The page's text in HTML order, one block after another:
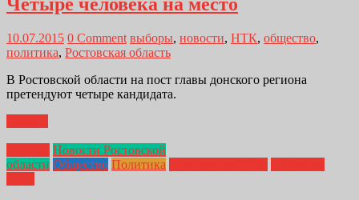
Четыре человека на место
10.07.2015 0 Comment выборы, новости, НТК, общество,
политика, Ростовская область
В Ростовской области на пост главы донского региона
претендуют четыре кандидата.
Новости Ростовской
области Общество Политика